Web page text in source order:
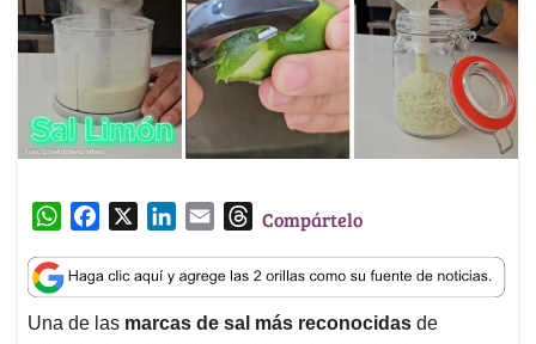
W
a
t
s
c
e
b
n
k
e
a
i
l
T
r
e
a
Compártelo
Una de las marcas de sal más reconocidas de